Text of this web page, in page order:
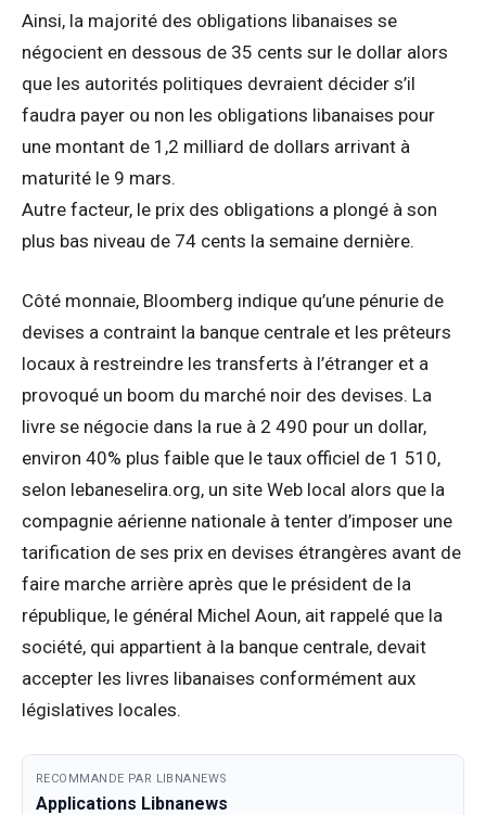
Ainsi, la majorité des obligations libanaises se
négocient en dessous de 35 cents sur le dollar alors
que les autorités politiques devraient décider s’il
faudra payer ou non les obligations libanaises pour
une montant de 1,2 milliard de dollars arrivant à
maturité le 9 mars.
Autre facteur, le prix des obligations a plongé à son
plus bas niveau de 74 cents la semaine dernière.
Côté monnaie, Bloomberg indique qu’une pénurie de
devises a contraint la banque centrale et les prêteurs
locaux à restreindre les transferts à l’étranger et a
provoqué un boom du marché noir des devises. La
livre se négocie dans la rue à 2 490 pour un dollar,
environ 40% plus faible que le taux officiel de 1 510,
selon lebaneselira.org, un site Web local alors que la
compagnie aérienne nationale à tenter d’imposer une
tarification de ses prix en devises étrangères avant de
faire marche arrière après que le président de la
république, le général Michel Aoun, ait rappelé que la
société, qui appartient à la banque centrale, devait
accepter les livres libanaises conformément aux
législatives locales.
RECOMMANDE PAR LIBNANEWS
Applications Libnanews